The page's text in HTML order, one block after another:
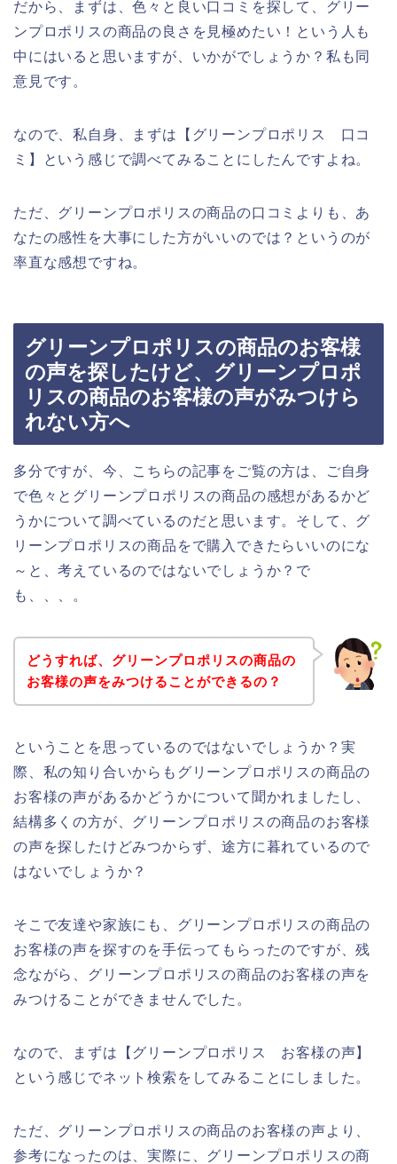
だから、まずは、色々と良い口コミを探して、グリー
ンプロポリスの商品の良さを見極めたい！という人も
中にはいると思いますが、いかがでしょうか？私も同
意見です。
なので、私自身、まずは【グリーンプロポリス 口コ
ミ】という感じで調べてみることにしたんですよね。
ただ、グリーンプロポリスの商品の口コミよりも、あ
なたの感性を大事にした方がいいのでは？というのが
率直な感想ですね。
グリーンプロポリスの商品のお客様
の声を探したけど、グリーンプロポ
リスの商品のお客様の声がみつけら
れない方へ
多分ですが、今、こちらの記事をご覧の方は、ご自身
で色々とグリーンプロポリスの商品の感想があるかど
うかについて調べているのだと思います。そして、グ
リーンプロポリスの商品をで購入できたらいいのにな
～と、考えているのではないでしょうか？で
も、、、。
どうすれば、グリーンプロポリスの商品の
お客様の声をみつけることができるの？
ということを思っているのではないでしょうか？実
際、私の知り合いからもグリーンプロポリスの商品の
お客様の声があるかどうかについて聞かれましたし、
結構多くの方が、グリーンプロポリスの商品のお客様
の声を探したけどみつからず、途方に暮れているので
はないでしょうか？
そこで友達や家族にも、グリーンプロポリスの商品の
お客様の声を探すのを手伝ってもらったのですが、残
念ながら、グリーンプロポリスの商品のお客様の声を
みつけることができませんでした。
なので、まずは【グリーンプロポリス お客様の声】
という感じでネット検索をしてみることにしました。
ただ、グリーンプロポリスの商品のお客様の声より、
参考になったのは、実際に、グリーンプロポリスの商